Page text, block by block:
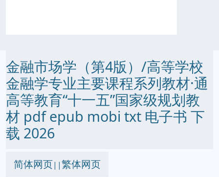
金融市场学（第4版）/高等学校
金融学专业主要课程系列教材·通
高等教育“十一五”国家级规划教
材 pdf epub mobi txt 电子书 下
载 2026
简体网页||繁体网页